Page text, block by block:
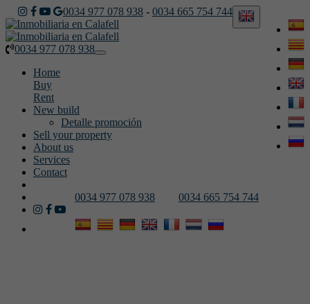
0034 977 078 938 - 0034 665 754 744
0034 977 078 938
Toggle
Home
Buy
Rent
New build
Detalle promoción
Sell your property
About us
Services
Contact
0034 977 078 938 0034 665 754 744